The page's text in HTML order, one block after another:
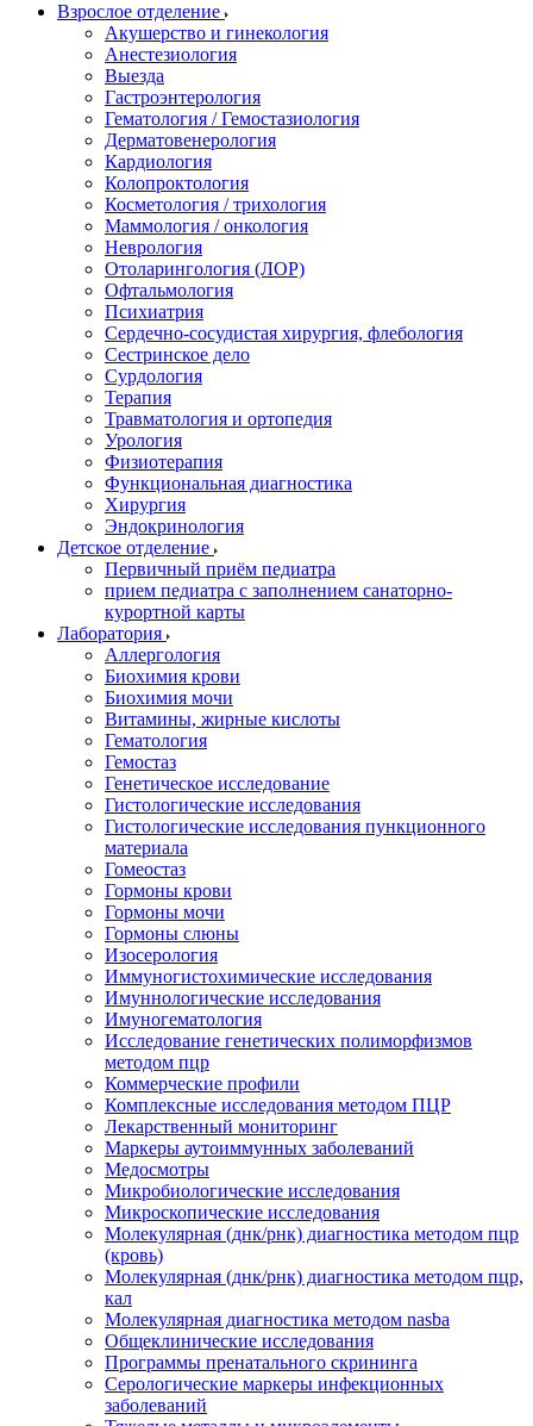
Взрослое отделение
Акушерство и гинекология
Анестезиология
Выезда
Гастроэнтерология
Гематология / Гемостазиология
Дерматовенерология
Кардиология
Колопроктология
Косметология / трихология
Маммология / онкология
Неврология
Отоларингология (ЛОР)
Офтальмология
Психиатрия
Сердечно-сосудистая хирургия, флебология
Сестринское дело
Сурдология
Терапия
Травматология и ортопедия
Урология
Физиотерапия
Функциональная диагностика
Хирургия
Эндокринология
Детское отделение
Первичный приём педиатра
прием педиатра с заполнением санаторно-
курортной карты
Лаборатория
Аллергология
Биохимия крови
Биохимия мочи
Витамины, жирные кислоты
Гематология
Гемостаз
Генетическое исследование
Гистологические исследования
Гистологические исследования пункционного
материала
Гомеостаз
Гормоны крови
Гормоны мочи
Гормоны слюны
Изосерология
Иммуногистохимические исследования
Имуннологические исследования
Имуногематология
Исследование генетических полиморфизмов
методом пцр
Коммерческие профили
Комплексные исследования методом ПЦР
Лекарственный мониторинг
Маркеры аутоиммунных заболеваний
Медосмотры
Микробиологические исследования
Микроскопические исследования
Молекулярная (днк/рнк) диагностика методом пцр
(кровь)
Молекулярная (днк/рнк) диагностика методом пцр,
кал
Молекулярная диагностика методом nasba
Общеклинические исследования
Программы пренатального скрининга
Серологические маркеры инфекционных
заболеваний